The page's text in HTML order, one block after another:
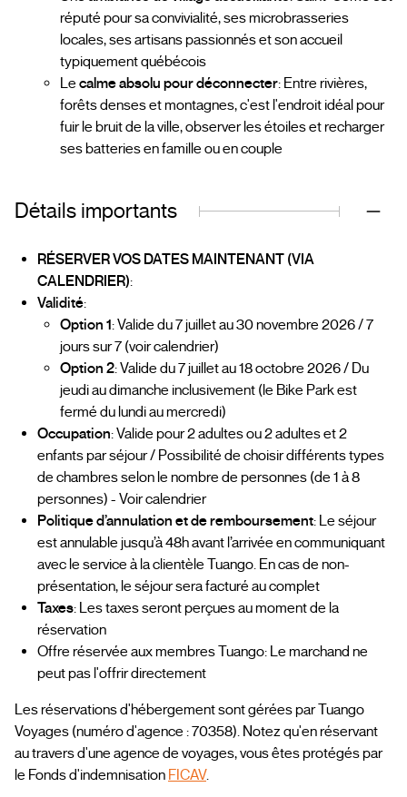
réputé pour sa convivialité, ses microbrasseries
locales, ses artisans passionnés et son accueil
typiquement québécois
Le calme absolu pour déconnecter: Entre rivières,
forêts denses et montagnes, c'est l'endroit idéal pour
fuir le bruit de la ville, observer les étoiles et recharger
ses batteries en famille ou en couple
Détails importants
RÉSERVER VOS DATES MAINTENANT (VIA
CALENDRIER):
Validité:
Option 1: Valide du 7 juillet au 30 novembre 2026 / 7
jours sur 7 (voir calendrier)
Option 2: Valide du 7 juillet au 18 octobre 2026 / Du
jeudi au dimanche inclusivement (le Bike Park est
fermé du lundi au mercredi)
Occupation: Valide pour 2 adultes ou 2 adultes et 2
enfants par séjour / Possibilité de choisir différents types
de chambres selon le nombre de personnes (de 1 à 8
personnes) - Voir calendrier
Politique d’annulation et de remboursement: Le séjour
est annulable jusqu’à 48h avant l’arrivée en communiquant
avec le service à la clientèle Tuango. En cas de non-
présentation, le séjour sera facturé au complet
Taxes: Les taxes seront perçues au moment de la
réservation
Offre réservée aux membres Tuango: Le marchand ne
peut pas l'offrir directement
Les réservations d'hébergement sont gérées par Tuango
Voyages (numéro d'agence : 70358). Notez qu'en réservant
au travers d'une agence de voyages, vous êtes protégés par
le Fonds d'indemnisation FICAV.